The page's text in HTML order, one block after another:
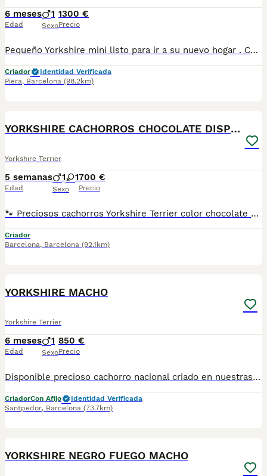
6 meses
Edad
1
Sexo
1300 €
Precio
Pequeño Yorkshire mini listo para ir a su nuevo hogar . Centro Canino Vallbonica es mucho más que un centro de cría , es una familia comprometida con el bienestar animal y la cria responsable, por ello todos nuestros bebés nacen y se crían en nuestras instalaciones , asegurando así un correcto desarrollo y una magnífica socialización, consiguiendo en cada ejemplar un carácter juguetón y extrovertido algo primordial para su adaptación como un miembro más en tu familia . Se entregan con el carnet de vacunas con el plan correspondiente a su edad , desparasitados y microchip implantado y activado en registro de Anicom. Facilitamos junto al cachorro contrato de compra con garantías víricas de 15 días y congénitas de 1 año . Contamos con un gran equipo de profesionales entre los que se encuentran educadores, auxiliares y Veterinarios ofreciendo los controles sanitarios necesarios así como continua vigilancia asegurando su bienestar . Hacemos envíos a toda España con empresa de transporte privado, proporcionando un viaje confortable y ofreciendo las atenciones necesarias a nuestros bebés . Si estás interesado en alguno de nuestros ejemplares solicita información sin compromiso al 722269698 . También atendemos vía WhatsApp . PRECIO REAL ( incluye el IVA) . Núcleo zoológico B2501315
Criador
Identidad Verificada
Piera, Barcelona (98.2km)
YORKSHIRE CACHORROS CHOCOLATE DISPONIBLES
Yorkshire Terrier
5 semanas
Edad
1 1
Sexo
700 €
Precio
🐾 Preciosos cachorros Yorkshire Terrier color chocolate disponibles 🐾 🧸 Disponibles adorables cachorros con carácter juguetón y muy cariñoso, criados en ambiente familiar y listos para su nueva casa 🥰 • Exclusivo color chocolate 🍫, poco común dentro de la raza Yorkshire Terrier • Entrega a partir de las 8 semanas de edad • Se entregan vacunados, desparasitados y con cartilla veterinaria oficial • Revisión veterinaria realizada antes de la entrega para garantizar su buen estado de salud ✅ • Envío de vídeos individuales por WhatsApp para poder ver su evolución 📱 • Posibilidad de entrega en mano en la provincia de Murcia y zonas cercanas • Envíos disponibles a toda España 🚚💛 • Posibilidad de visita sin compromiso para conocerlos en persona 📌 Cachorros nacidos y criados en casa, con atención constante y cuidados diarios, sin intermediarios ni procedencia de multicriaderos. 💖 Ejemplares muy cariñosos y sociables, ideales como compañía familiar. Su carácter y dulzura te conquistarán desde el primer momento.
Criador
Barcelona, Barcelona (92.1km)
YORKSHIRE MACHO
Yorkshire Terrier
6 meses
Edad
1
Sexo
850 €
Precio
Disponible precioso cachorro nacional criado en nuestras instalaciones, en un ambiente familiar y responsable. Nuestros cachorros se entregan con cartilla de primera vacunación, vacunas correspondientes a su edad, desparasitados interna y externamente, y con microchip implantado y dado de alta. Además, realizamos un contrato de garantía que incluye: • Garantía vírica de 15 días. • Garantía congénita de 1 año. Desde la fecha de entrega del cachorro. Nos comprometemos al 100% con la salud, el bienestar y el cuidado de nuestros pequeños. Disponemos de Núcleo Zoológico Para más información, imágenes o cualquier consulta sin compromiso, pueden contactar con nosotros en los teléfonos: CRISTINA 📞 722 788 399 📞 932 514 529
CriadorCon Afijo
Identidad Verificada
Santpedor, Barcelona (73.7km)
YORKSHIRE NEGRO FUEGO MACHO